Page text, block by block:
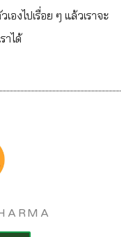
งไปเรื่อย ๆ แล้วเราจะ
าได้